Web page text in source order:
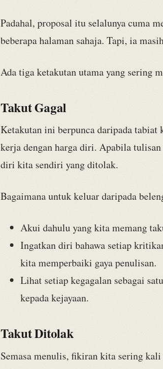
Padahal, proposal itu selalunya cuma
beberapa halaman sahaja. Tapi, ia
Ada tiga ketakutan utama yang sering
Takut Gagal
Ketakutan ini berpunca daripada
kerja dengan harga diri. Apabila
diri kita sendiri yang ditolak.
Bagaimana untuk keluar daripada
Akui dahulu yang kita memang
Ingatkan diri bahawa setiap
kita memperbaiki gaya penulisan.
Lihat setiap kegagalan sebagai
kepada kejayaan.
Takut Ditolak
Semasa menulis, fikiran kita sering kali